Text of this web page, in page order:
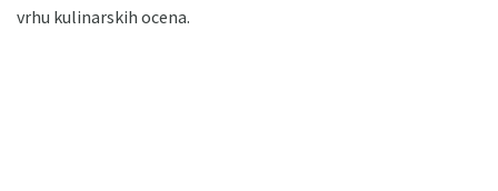
vrhu kulinarskih ocena.